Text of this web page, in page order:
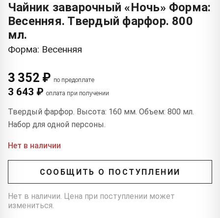
Чайник заварочный «Ночь» Форма:
Весенняя. Твердый фарфор. 800
мл.
Форма: Весенняя
3 352 ₽ по предоплате
3 643 ₽ оплата при получении
Твердый фарфор. Высота: 160 мм. Объем: 800 мл.
Набор для одной персоны.
Нет в наличии
СООБЩИТЬ О ПОСТУПЛЕНИИ
Нет в наличии. Цена при поступлении может
измениться.